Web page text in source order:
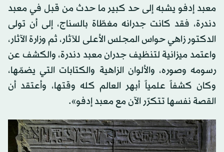
معبد إدفو يشبه إلى حد كبير ما حدث من قبل في معبد
دندرة، فقد كانت جدرانه مغطّاة بالسناج، إلى أن تولى
الدكتور زاهي حواس المجلس الأعلى للآثار، ثم وزارة الآثار،
واعتمد ميزانية لتنظيف جدران معبد دندرة، والكشف عن
رسومه وصوره، والألوان الزاهية والكتابات التي يضمّها،
وكان كشفاً علمياً أبهر العالم كله وقتها، وأعتقد أن
القصة نفسها تتكرّر الآن مع معبد إدفو».